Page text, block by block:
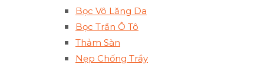
Bọc Vô Lăng Da
Bọc Trần Ô Tô
Thảm Sàn
Nẹp Chống Trầy